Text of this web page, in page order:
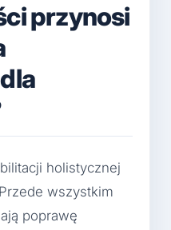
przynosi
holistycznej
wszystkim
poprawę